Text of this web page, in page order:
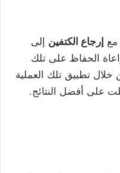
مع إرجاع الكتفين إلى
الحفاظ على تلك
ومن خلال تطبيق تلك العملية